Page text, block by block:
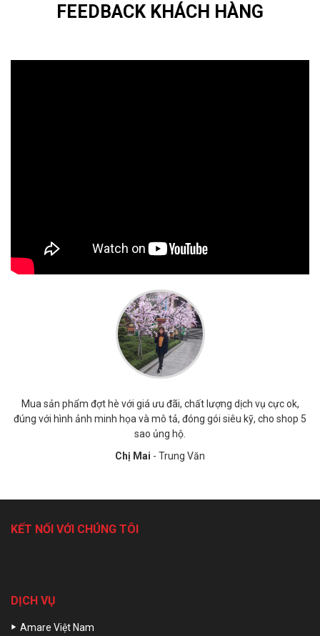
FEEDBACK KHÁCH HÀNG
Mua sản phẩm đợt hè với giá ưu đãi, chất lượng dịch vụ cực ok,
đúng với hình ảnh minh họa và mô tả, đóng gói siêu kỹ, cho shop 5
sao ủng hộ.
Chị Mai - Trung Văn
KẾT NỐI VỚI CHÚNG TÔI
DỊCH VỤ
Amare Việt Nam